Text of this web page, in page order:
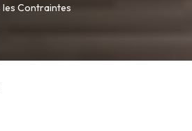
les Contraintes